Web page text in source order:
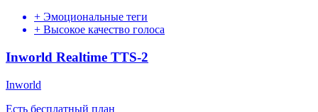
+ Эмоциональные теги
+ Высокое качество голоса
Inworld Realtime TTS-2
Inworld
Есть бесплатный план